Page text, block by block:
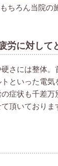
ちろん当院の
労に対して
さには整体
といった電
症状も千差
頂いており